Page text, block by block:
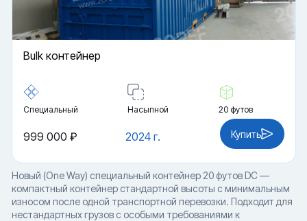
Bulk контейнер
Специальный Насыпной 20 футов
2024 г.
999 000 ₽ Купить
Новый (One Way) специальный контейнер 20 футов DC —
компактный контейнер стандартной высоты с минимальным
износом после одной транспортной перевозки. Подходит для
нестандартных грузов с особыми требованиями к